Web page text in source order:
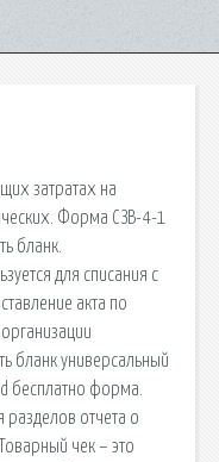
затратах на
Форма СЗВ-4-1
бланк.
для списания с
акта по
бланк универсальный
бесплатно форма.
отчета о
чек – это